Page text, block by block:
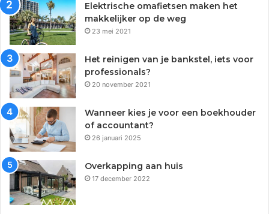
Elektrische omafietsen maken het
makkelijker op de weg
23 mei 2021
Het reinigen van je bankstel, iets voor
professionals?
20 november 2021
Wanneer kies je voor een boekhouder
of accountant?
26 januari 2025
Overkapping aan huis
17 december 2022